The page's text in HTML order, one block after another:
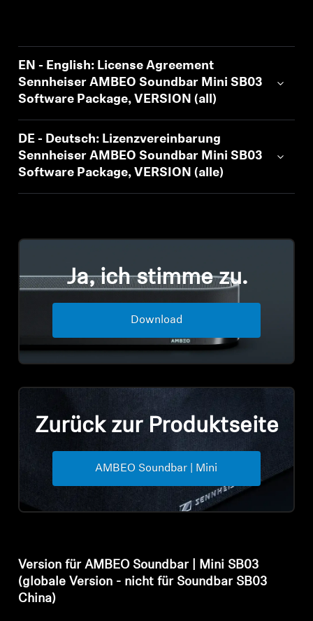
AMBEO entdecken
AMBEO Ersatzteile & Zubehör
Entdecken
EN - English: License Agreement
Sennheiser AMBEO Soundbar Mini SB03
Software Package, VERSION (all)
DE - Deutsch: Lizenzvereinbarung
Sennheiser AMBEO Soundbar Mini SB03
Software Package, VERSION (alle)
Ja, ich stimme zu.
Download
Zurück zur Produktseite
AMBEO Soundbar | Mini
Version für AMBEO Soundbar | Mini SB03
(globale Version - nicht für Soundbar SB03
China)
Anmeldung erforderlich
Melden Sie sich bei Ihrem Konto an, um
Login